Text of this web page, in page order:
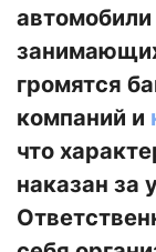
громятся
компаний и
что
наказан за